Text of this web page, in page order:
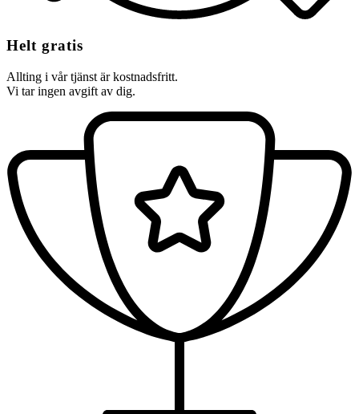
Helt gratis
Allting i vår tjänst är kostnadsfritt.
Vi tar ingen avgift av dig.